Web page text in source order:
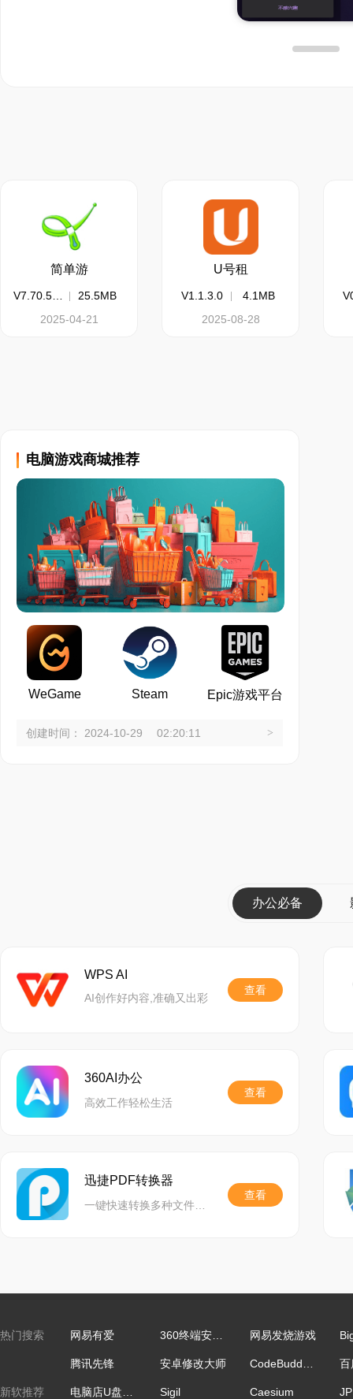
简单游
V7.70.5510
25.5MB
2025-04-21
U号租
V1.1.3.0
4.1MB
2025-08-28
电脑游戏商城推荐
WeGame Steam Epic游戏平台
创建时间： 2024-10-29 02:20:11 >
办公必备
WPS AI
AI创作好内容,准确又出彩
查看
360AI办公
高效工作轻松生活
查看
迅捷PDF转换器
查看
热门搜索 网易有爱 网易发烧游戏
腾讯先锋 安卓修改大师
新软推荐 Sigil Caesium